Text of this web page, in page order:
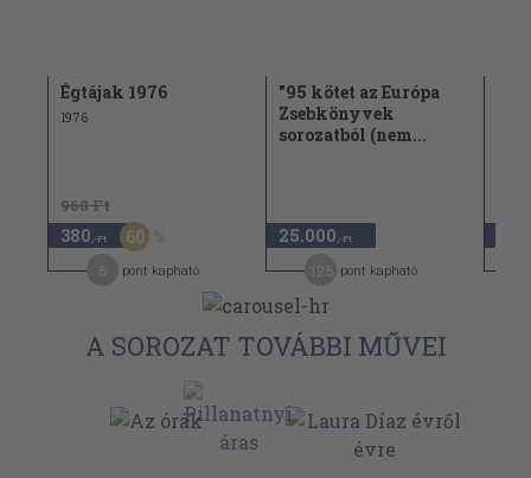
Égtájak 1976
1976
960 Ft
380 ,-Ft 60
pont kapható
"95 kötet az Európa
Zsebkönyvek
sorozatból (nem...
25.000 ,-Ft
pont kapható
A SOROZAT TOVÁBBI MŰVEI